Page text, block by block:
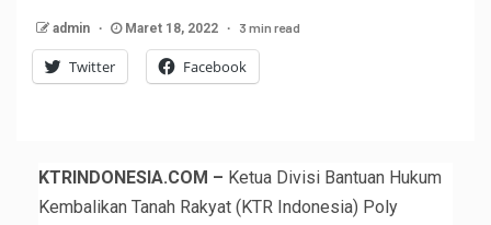
admin Maret 18, 2022 3 min read
Twitter Facebook
KTRINDONESIA.COM – Ketua Divisi Bantuan Hukum
Kembalikan Tanah Rakyat (KTR Indonesia) Poly